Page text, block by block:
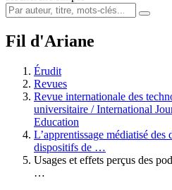
Fil d'Ariane
Érudit
Revues
Revue internationale des
universitaire / International
Education
L’apprentissage médiatisé
dispositifs de …
Usages et effets perçus des
…